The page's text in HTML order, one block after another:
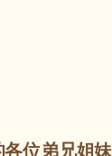
位弟兄姐